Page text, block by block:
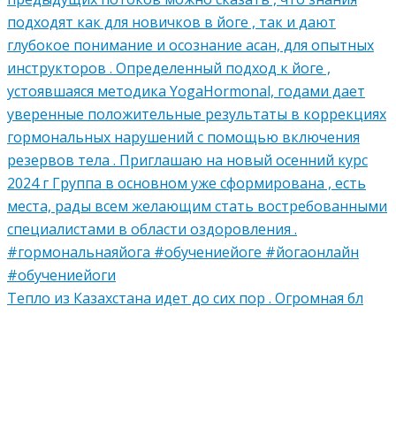
Тепло из Казахстана идет до сих пор . Огромная бл